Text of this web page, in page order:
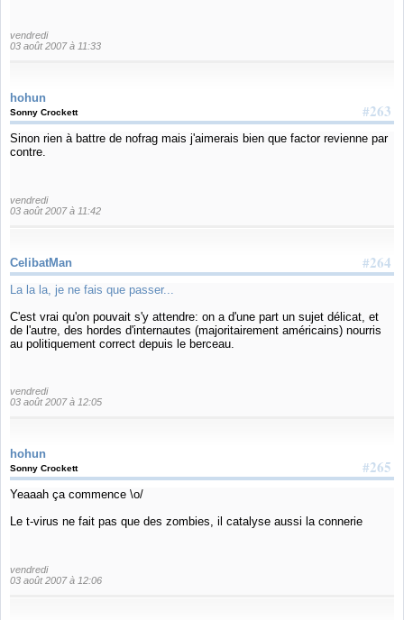
vendredi
03 août 2007 à 11:33
hohun
#263
Sonny Crockett
Sinon rien à battre de nofrag mais j'aimerais bien que factor revienne par
contre.
vendredi
03 août 2007 à 11:42
#264
CelibatMan
La la la, je ne fais que passer...
C'est vrai qu'on pouvait s'y attendre: on a d'une part un sujet délicat, et
de l'autre, des hordes d'internautes (majoritairement américains) nourris
au politiquement correct depuis le berceau.
vendredi
03 août 2007 à 12:05
hohun
#265
Sonny Crockett
Yeaaah ça commence \o/
Le t-virus ne fait pas que des zombies, il catalyse aussi la connerie
vendredi
03 août 2007 à 12:06